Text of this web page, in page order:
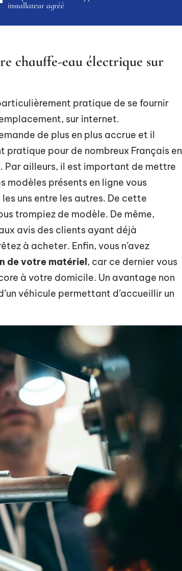
installateur agréé
chauffe-eau électrique sur
pratique de se fournir
sur internet.
de plus en plus accrue et il
pratique pour de nombreux Français en
Par ailleurs, il est important de mettre
modèles présents en ligne vous
uns entre les autres. De cette
trompiez de modèle. De même,
avis des clients ayant déjà
à acheter. Enfin, vous n’avez
de votre matériel, car ce dernier vous
à votre domicile. Un avantage non
véhicule permettant d’accueillir un